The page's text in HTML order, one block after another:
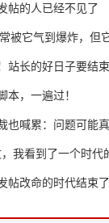
帖的人已经不见了
被它气到爆炸，但
站长的好日子要结
本，一遍过！
也喊累：问题可能
我看到了一个时代
帖改命的时代结束了